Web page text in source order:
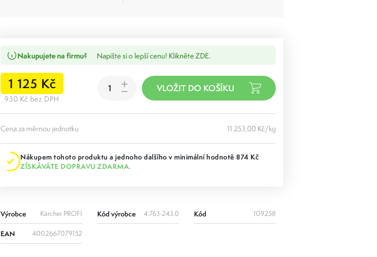
Nakupujete na firmu? Napište si o lepší cenu! Klikněte ZDE.
1 125 Kč
930 Kč bez DPH
Cena za měrnou jednotku 11 253,00 Kč/kg
Nákupem tohoto produktu a jednoho dalšího v minimální hodnotě 874 Kč
ZÍSKÁVÁTE DOPRAVU ZDARMA.
Výrobce Kärcher PROFI Kód výrobce 4.763-243.0 Kód 109258
EAN 4002667079152